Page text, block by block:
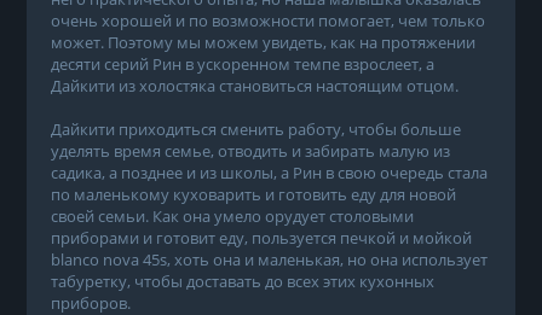
очень хорошей и по возможности помогает, чем только
может. Поэтому мы можем увидеть, как на протяжении
десяти серий Рин в ускоренном темпе взрослеет, а
Дайкити из холостяка становиться настоящим отцом.
Дайкити приходиться сменить работу, чтобы больше
уделять время семье, отводить и забирать малую из
садика, а позднее и из школы, а Рин в свою очередь стала
по маленькому куховарить и готовить еду для новой
своей семьи. Как она умело орудует столовыми
приборами и готовит еду, пользуется печкой и мойкой
blanco nova 45s, хоть она и маленькая, но она использует
табуретку, чтобы доставать до всех этих кухонных
приборов.